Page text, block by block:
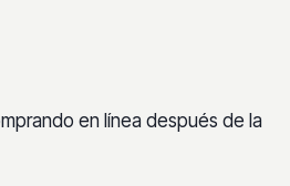
en línea después de la